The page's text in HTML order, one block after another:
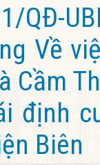
QĐ-
Về
Cầm
định
Biên